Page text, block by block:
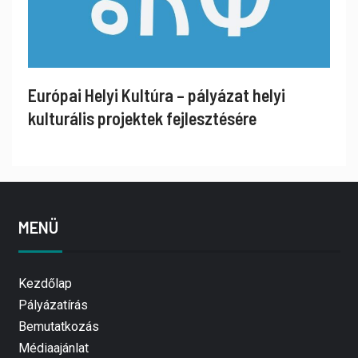
Európai Helyi Kultúra – pályázat helyi
kulturális projektek fejlesztésére
MENÜ
Kezdőlap
Pályázatírás
Bemutatkozás
Médiaajánlat